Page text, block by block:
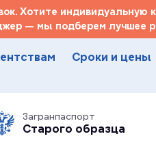
Хотите индивидуальную
— мы подберем лучшее
Сроки и цены
Загранпаспорт
Старого образца